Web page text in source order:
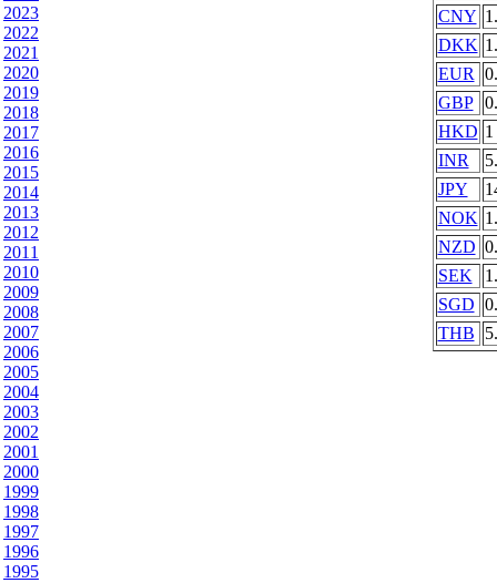
2023
2022
2021
2020
2019
2018
2017
2016
2015
2014
2013
2012
2011
2010
2009
2008
2007
2006
2005
2004
2003
2002
2001
2000
1999
1998
1997
1996
1995
CNY
DKK
EUR
GBP
HKD 1
INR
JPY
NOK
NZD
SEK
SGD
THB